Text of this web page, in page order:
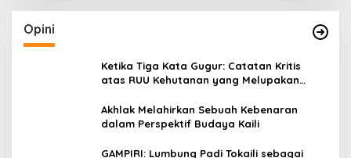
Opini
Ketika Tiga Kata Gugur: Catatan Kritis
atas RUU Kehutanan yang Melupakan
Akhlak Melahirkan Sebuah Kebenaran
dalam Perspektif Budaya Kaili
GAMPIRI: Lumbung Padi Tokaili sebagai